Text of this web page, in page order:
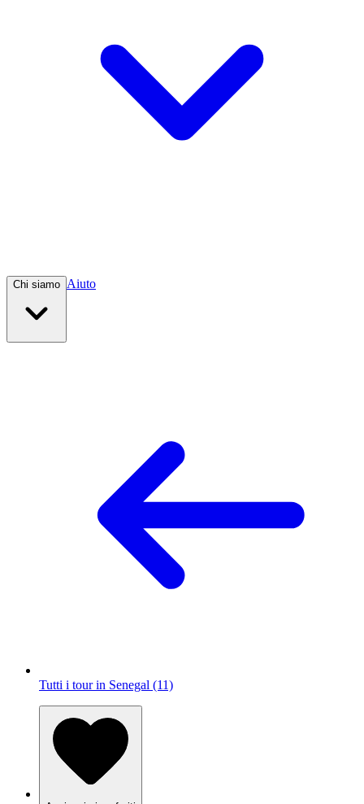
Chi siamo Aiuto
Tutti i tour in Senegal (11)